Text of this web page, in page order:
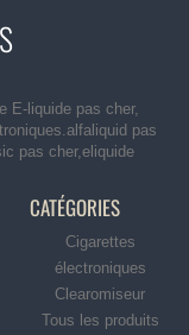
E-liquide pas cher,
pas
pas cher,eliquide
CATÉGORIES
Cigarettes
électroniques
Clearomiseur
Tous les produits